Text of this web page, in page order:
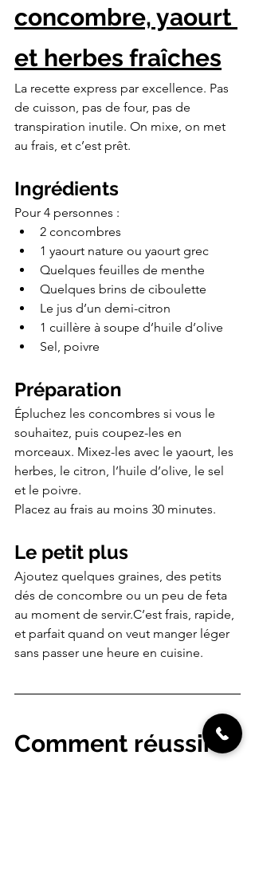
concombre, yaourt
et herbes fraîches
La recette express par excellence. Pas
de cuisson, pas de four, pas de
transpiration inutile. On mixe, on met
au frais, et c’est prêt.
Ingrédients
Pour 4 personnes :
2 concombres
1 yaourt nature ou yaourt grec
Quelques feuilles de menthe
Quelques brins de ciboulette
Le jus d’un demi-citron
1 cuillère à soupe d’huile d’olive
Sel, poivre
Préparation
Épluchez les concombres si vous le
souhaitez, puis coupez-les en
morceaux. Mixez-les avec le yaourt, les
herbes, le citron, l’huile d’olive, le sel
et le poivre.
Placez au frais au moins 30 minutes.
Le petit plus
Ajoutez quelques graines, des petits
dés de concombre ou un peu de feta
au moment de servir.C’est frais, rapide,
et parfait quand on veut manger léger
sans passer une heure en cuisine.
Comment réussir